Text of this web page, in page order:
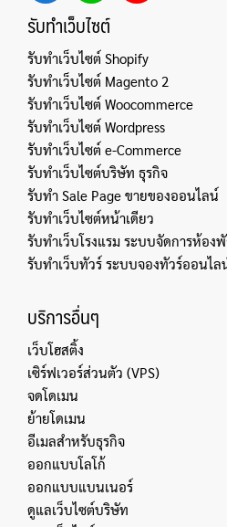
รับทำเว็บไซต์
รับทำเว็บไซต์ Shopify
รับทำเว็บไซต์ Magento 2
รับทำเว็บไซต์ Woocommerce
รับทำเว็บไซต์ Wordpress
รับทำเว็บไซต์ e-Commerce
รับทำเว็บไซต์บริษัท ธุรกิจ
รับทำ Sale Page ขายของออนไลน์
รับทำเว็บไซต์หน้าเดียว
รับทำเว็บโรงแรม ระบบจัดการห้อง
รับทำเว็บทัวร์ ระบบจองทัวร์ออนไล
บริการอื่นๆ
เว็บโฮสติ้ง
เซิร์ฟเวอร์ส่วนตัว (VPS)
จดโดเมน
ย้ายโดเมน
อีเมลสำหรับธุรกิจ
ออกแบบโลโก้
ออกแบบแบนเนอร์
ดูแลเว็บไซต์บริษัท